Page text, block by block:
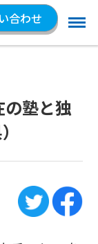
合わせ
塾と独